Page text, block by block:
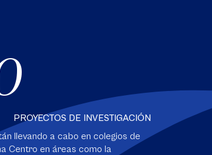
PROYECTOS DE INVESTIGACIÓN
llevando a cabo en colegios de
Centro en áreas como la